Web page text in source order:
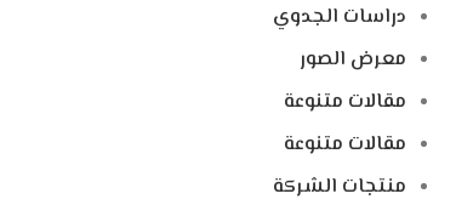
دراسات الجدوي
معرض الصور
مقالات متنوعة
مقالات متنوعة
منتجات الشركة